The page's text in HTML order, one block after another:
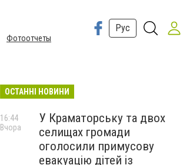
Фотоотчеты
Рус
ОСТАННІ НОВИНИ
У Краматорську та двох
селищах громади
оголосили примусову
евакуацію дітей із
16:44
Вчора